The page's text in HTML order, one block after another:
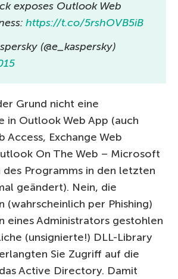
exposes Outlook Web
https://t.co/5rshOVB5iB
(@e_kaspersky)
Grund nicht eine
in Outlook Web App (auch
Access, Exchange Web
On The Web – Microsoft
des Programms in den letzten
geändert). Nein, die
(wahrscheinlich per Phishing)
eines Administrators gestohlen
(unsignierte!) DLL-Library
Sie Zugriff auf die
Active Directory. Damit